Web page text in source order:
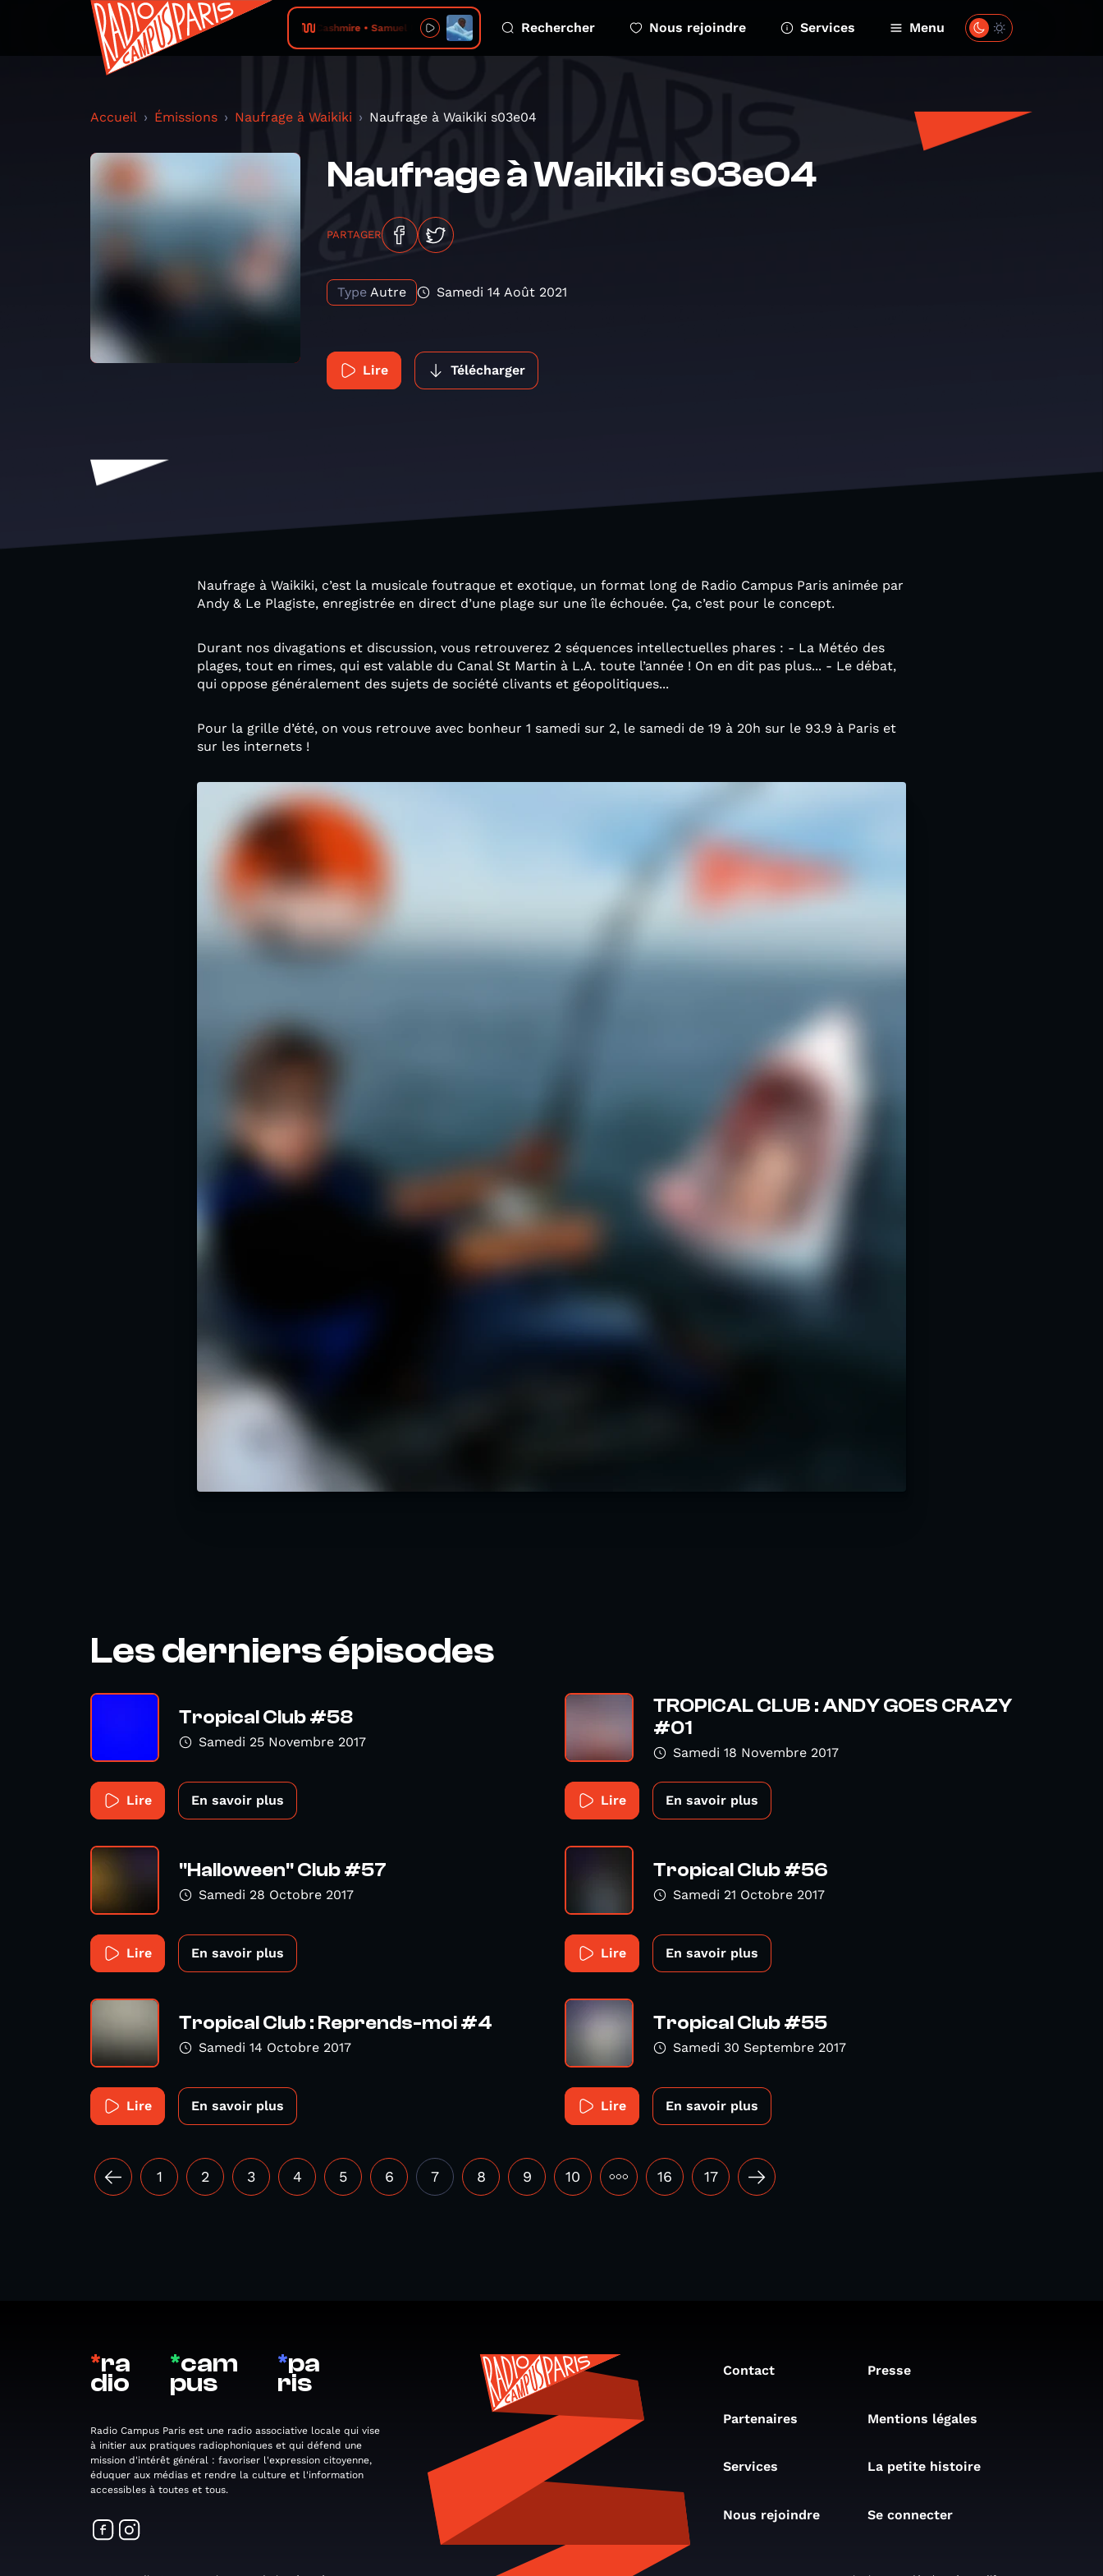
Cashmire • Samuel Eto'o Rechercher Nous rejoindre Services Menu
Accueil Émissions Naufrage à Waikiki Naufrage à Waikiki s03e04
Naufrage à Waikiki s03e04
PARTAGER
Type Autre Samedi 14 Août 2021
Lire Télécharger
Naufrage à Waikiki, c’est la musicale foutraque et exotique, un format long de Radio Campus Paris animée par
Andy & Le Plagiste, enregistrée en direct d’une plage sur une île échouée. Ça, c’est pour le concept.
Durant nos divagations et discussion, vous retrouverez 2 séquences intellectuelles phares : - La Météo des
plages, tout en rimes, qui est valable du Canal St Martin à L.A. toute l’année ! On en dit pas plus... - Le débat,
qui oppose généralement des sujets de société clivants et géopolitiques...
Pour la grille d’été, on vous retrouve avec bonheur 1 samedi sur 2, le samedi de 19 à 20h sur le 93.9 à Paris et
sur les internets !
Les derniers épisodes
Tropical Club #58
Samedi 25 Novembre 2017
Lire En savoir plus
TROPICAL CLUB : ANDY GOES CRAZY
#01
Samedi 18 Novembre 2017
Lire En savoir plus
"Halloween" Club #57
Samedi 28 Octobre 2017
Lire En savoir plus
Tropical Club #56
Samedi 21 Octobre 2017
Lire En savoir plus
Tropical Club : Reprends-moi #4
Samedi 14 Octobre 2017
Lire En savoir plus
Tropical Club #55
Samedi 30 Septembre 2017
Lire En savoir plus
1 2 3 4 5 6 7 8 9 10 ••• 16 17
*ra
dio
*cam
pus
*pa
ris
Radio Campus Paris est une radio associative locale qui vise
à initier aux pratiques radiophoniques et qui défend une
mission d'intérêt général : favoriser l'expression citoyenne,
éduquer aux médias et rendre la culture et l'information
accessibles à toutes et tous.
Contact Presse
Partenaires Mentions légales
Services La petite histoire
Nous rejoindre Se connecter